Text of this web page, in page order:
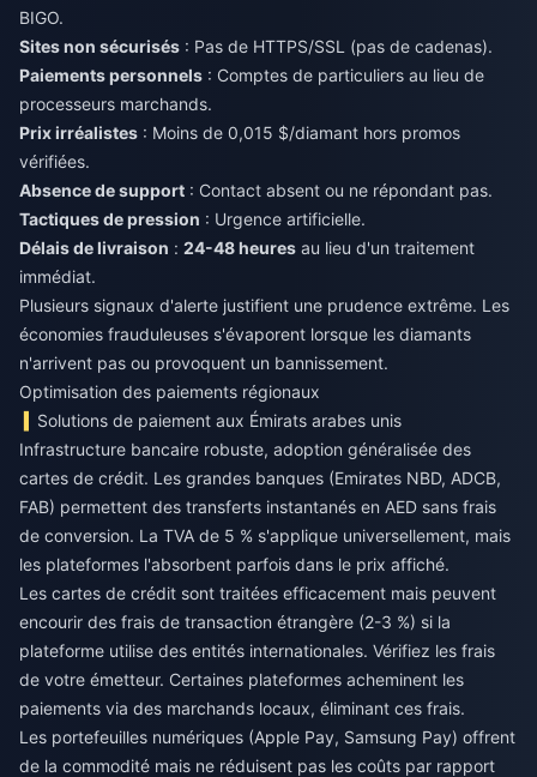
BIGO.
Sites non sécurisés : Pas de HTTPS/SSL (pas de cadenas).
Paiements personnels : Comptes de particuliers au lieu de
processeurs marchands.
Prix irréalistes : Moins de 0,015 $/diamant hors promos
vérifiées.
Absence de support : Contact absent ou ne répondant pas.
Tactiques de pression : Urgence artificielle.
Délais de livraison : 24-48 heures au lieu d'un traitement
immédiat.
Plusieurs signaux d'alerte justifient une prudence extrême. Les
économies frauduleuses s'évaporent lorsque les diamants
n'arrivent pas ou provoquent un bannissement.
Optimisation des paiements régionaux
Solutions de paiement aux Émirats arabes unis
Infrastructure bancaire robuste, adoption généralisée des
cartes de crédit. Les grandes banques (Emirates NBD, ADCB,
FAB) permettent des transferts instantanés en AED sans frais
de conversion. La TVA de 5 % s'applique universellement, mais
les plateformes l'absorbent parfois dans le prix affiché.
Les cartes de crédit sont traitées efficacement mais peuvent
encourir des frais de transaction étrangère (2-3 %) si la
plateforme utilise des entités internationales. Vérifiez les frais
de votre émetteur. Certaines plateformes acheminent les
paiements via des marchands locaux, éliminant ces frais.
Les portefeuilles numériques (Apple Pay, Samsung Pay) offrent
de la commodité mais ne réduisent pas les coûts par rapport